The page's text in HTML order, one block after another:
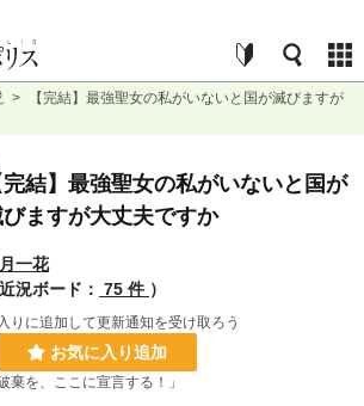
>
【完結】最強聖女の私がいないと国が滅びますが
結】最強聖女の私がいないと国が
ますが大丈夫ですか
一花
近況ボード： 75 件 ）
りに追加して更新通知を受け取ろう
お気に入り追加
棄を、ここに宣言する！」